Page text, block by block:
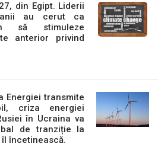
din Egipt. Liderii
au cerut ca
să stimuleze
anterior privind
Energiei transmite
criza energiei
în Ucraina va
de tranziție la
încetinească.